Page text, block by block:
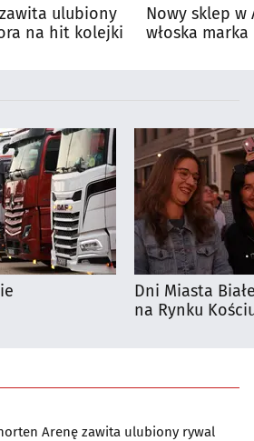
ulubiony
na hit kolejki
Nowy sklep w
włoska
Dni Miasta
na Rynku
Arenę zawita ulubiony rywal